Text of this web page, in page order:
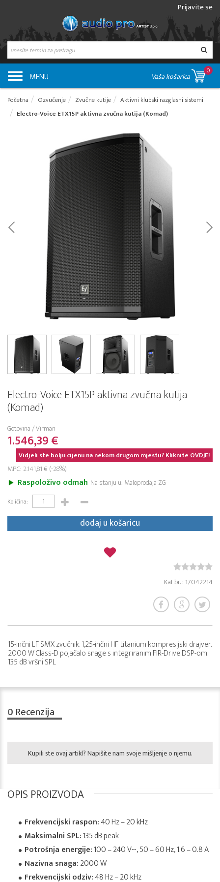
Prijavite se
MENU Vaša košarica
0
Početna Ozvučenje Zvučne kutije
Aktivni klubski razglasni sistemi
Electro-Voice ETX15P aktivna zvučna kutija (Komad)
Electro-Voice ETX15P aktivna zvučna kutija
(Komad)
Gotovina / Virman
1.546,39 €
Vidjeli ste bolju cijenu na nekom drugom mjestu? KlikniteOVDJE!
MPC: 2.141,81 € (-28%)
Raspoloživo odmah Na stanju u: Maloprodaja ZG
Količina:
dodaj u košaricu
Kat.br. : 17042214
15-inčni LF SMX zvučnik. 1,25-inčni HF titanium kompresijski drajver.
2000 W Class-D pojačalo snage s integriranim FIR-Drive DSP-om.
135 dB vršni SPL
0 Recenzija
Kupili ste ovaj artikl? Napišite nam svoje mišljenje o njemu.
OPIS PROIZVODA
Frekvencijski raspon:40 Hz – 20 kHz
Maksimalni SPL:135 dB peak
Potrošnja energije:100 – 240 V~, 50 – 60 Hz, 1.6 – 0.8 A
Nazivna snaga:2000 W
Frekvencijski odziv:48 Hz – 20 kHz